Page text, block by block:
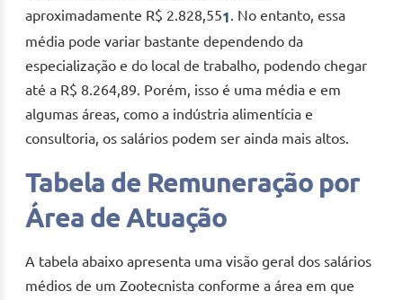
aproximadamente R$ 2.828,551. No entanto, essa
média pode variar bastante dependendo da
especialização e do local de trabalho, podendo chegar
até a R$ 8.264,89. Porém, isso é uma média e em
algumas áreas, como a indústria alimentícia e
consultoria, os salários podem ser ainda mais altos.
Tabela de Remuneração por
Área de Atuação
A tabela abaixo apresenta uma visão geral dos salários
médios de um Zootecnista conforme a área em que